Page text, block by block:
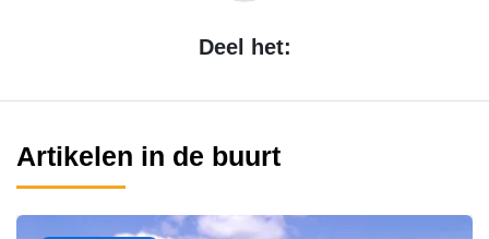
Deel het:
Artikelen in de buurt